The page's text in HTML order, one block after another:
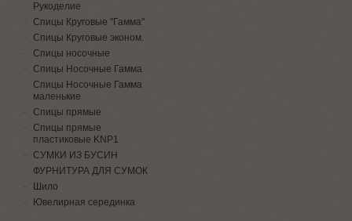
Рукоделие
Спицы Круговые "Гамма"
Спицы Круговые эконом.
Спицы носочные
Спицы Носочные Гамма
Спицы Носочные Гамма
маленькие
Спицы прямые
Спицы прямые
пластиковые KNP1
СУМКИ ИЗ БУСИН
ФУРНИТУРА ДЛЯ СУМОК
Шило
Ювелирная серединка